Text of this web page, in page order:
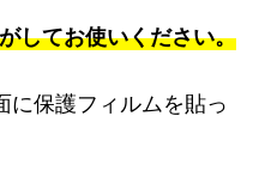
してお使いください。
に保護フィルムを貼っ